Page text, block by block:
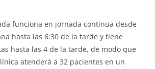
funciona en jornada continua desde
hasta las 6:30 de la tarde y tiene
hasta las 4 de la tarde, de modo que
atenderá a 32 pacientes en un